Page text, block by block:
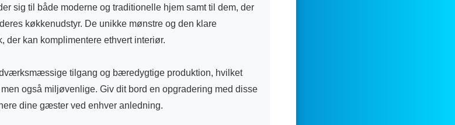
sig til både moderne og traditionelle hjem samt til dem, der
køkkenudstyr. De unikke mønstre og den klare
der kan komplimentere ethvert interiør.
tilgang og bæredygtige produktion, hvilket
også miljøvenlige. Giv dit bord en opgradering med disse
dine gæster ved enhver anledning.